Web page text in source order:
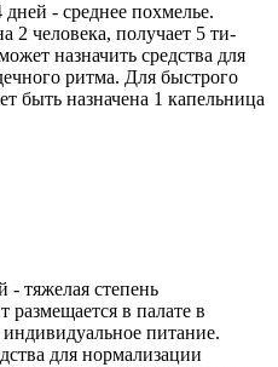
- среднее похмелье.
2 человека, получает 5 ти-
назначить средства для
ритма. Для быстрого
быть назначена 1 капельница
- тяжелая степень
в палате в
питание.
для нормализации